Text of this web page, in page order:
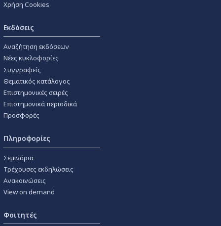
Χρήση Cookies
Εκδόσεις
Αναζήτηση εκδόσεων
Νέες κυκλοφορίες
Συγγραφείς
Θεματικός κατάλογος
Επιστημονικές σειρές
Επιστημονικά περιοδικά
Προσφορές
Πληροφορίες
Σεμινάρια
Τρέχουσες εκδηλώσεις
Ανακοινώσεις
View on demand
Φοιτητές